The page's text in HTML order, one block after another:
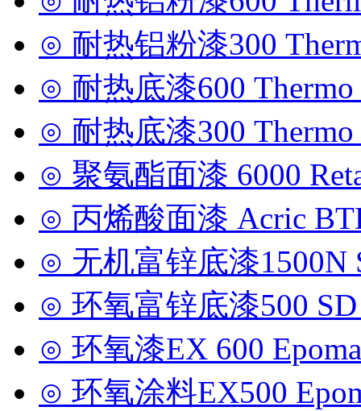
⊙ 耐热铝粉漆300
⊙ 耐热底漆600 Thermo
⊙ 耐热底漆300 Thermo
⊙ 聚氨酯面漆 6000
⊙ 丙烯酸面漆 Acric
⊙ 无机富锌底漆1500N
⊙ 环氧富锌底漆500
⊙ 环氧漆EX 600
⊙ 环氧涂料EX500